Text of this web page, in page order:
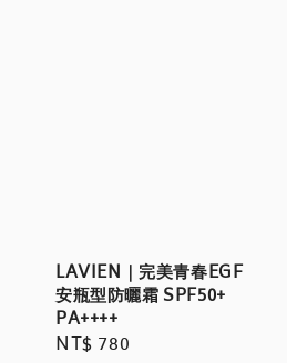
LAVIEN｜完美青春EGF
安瓶型防曬霜 SPF50+
PA++++
Regular
NT$ 780